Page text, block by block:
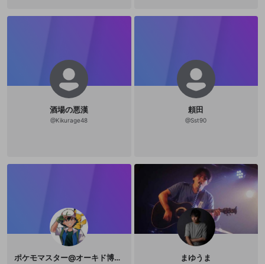
酒場の悪漢
@Kikurage48
頼田
@Sst90
ポケモマスター@オーキド博士1番弟子🥎 まゆうま